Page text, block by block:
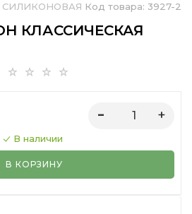
Код товара: 3927-2
СИЛИКОНОВАЯ
КЛАССИЧЕСКАЯ
В наличии
В КОРЗИНУ